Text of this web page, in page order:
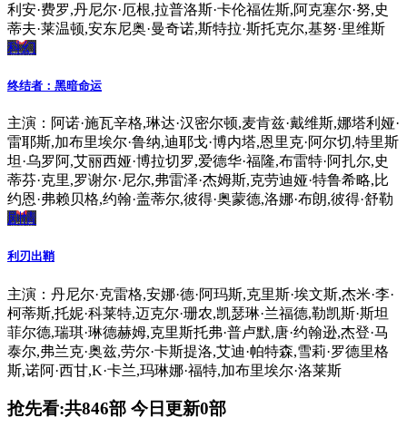
利安·费罗,丹尼尔·厄根,拉普洛斯·卡伦福佐斯,阿克塞尔·努,史
蒂夫·莱温顿,安东尼奥·曼奇诺,斯特拉·斯托克尔,基努·里维斯
科幻
终结者：黑暗命运
主演：阿诺·施瓦辛格,琳达·汉密尔顿,麦肯兹·戴维斯,娜塔利娅·
雷耶斯,加布里埃尔·鲁纳,迪耶戈·博内塔,恩里克·阿尔切,特里斯
坦·乌罗阿,艾丽西娅·博拉切罗,爱德华·福隆,布雷特·阿扎尔,史
蒂芬·克里,罗谢尔·尼尔,弗雷泽·杰姆斯,克劳迪娅·特鲁希略,比
约恩·弗赖贝格,约翰·盖蒂尔,彼得·奥蒙德,洛娜·布朗,彼得·舒勒
剧情
利刃出鞘
主演：丹尼尔·克雷格,安娜·德·阿玛斯,克里斯·埃文斯,杰米·李·
柯蒂斯,托妮·科莱特,迈克尔·珊农,凯瑟琳·兰福德,勒凯斯·斯坦
菲尔德,瑞琪·琳德赫姆,克里斯托弗·普卢默,唐·约翰逊,杰登·马
泰尔,弗兰克·奥兹,劳尔·卡斯提洛,艾迪·帕特森,雪莉·罗德里格
斯,诺阿·西甘,K·卡兰,玛琳娜·福特,加布里埃尔·洛莱斯
抢先看:共846部 今日更新0部